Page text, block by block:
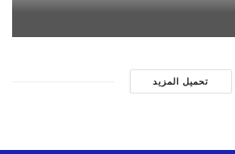
تحميل المزيد